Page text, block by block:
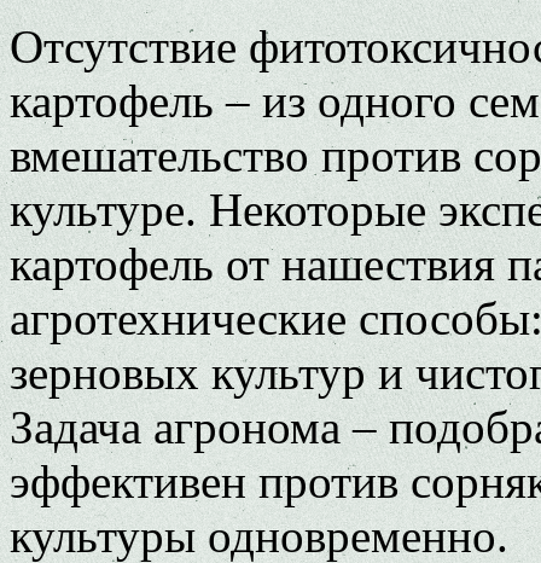
Отсутствие
картофель – из одного
вмешательство против
культуре. Некоторые
картофель от нашествия
агротехнические
зерновых культур и
Задача агронома –
эффективен против
культуры одновременно.